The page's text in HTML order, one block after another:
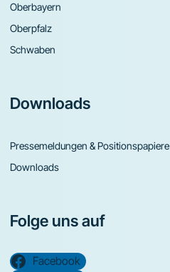
Oberbayern
Oberpfalz
Schwaben
Downloads
Pressemeldungen & Positionspapiere
Downloads
Folge uns auf
Facebook